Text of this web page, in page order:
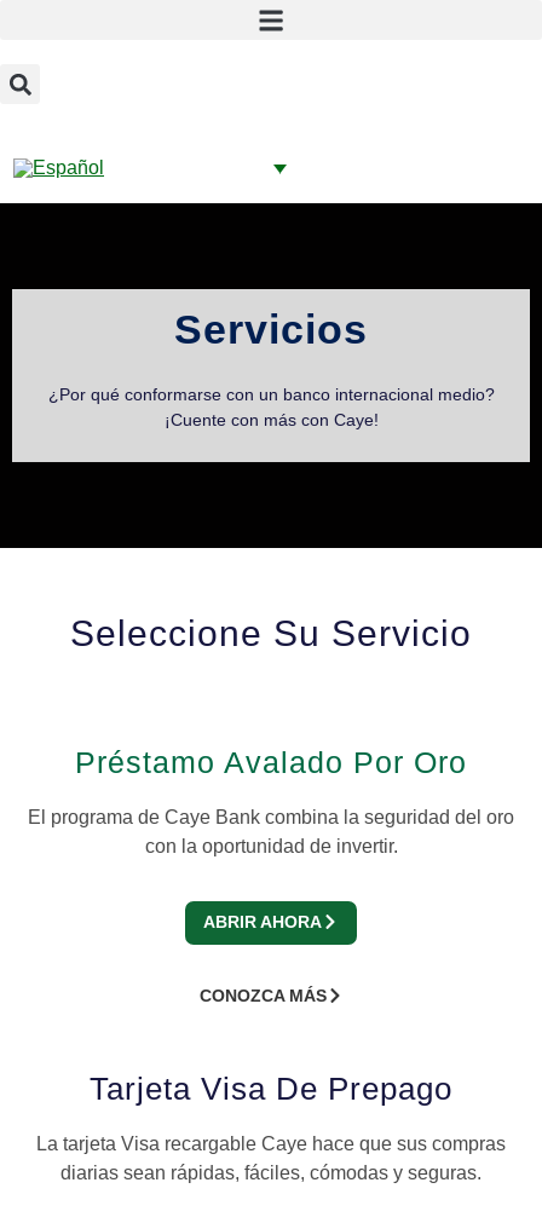
Servicios
¿Por qué conformarse con un banco internacional medio?
¡Cuente con más con Caye!
Seleccione Su Servicio
Préstamo Avalado Por Oro
El programa de Caye Bank combina la seguridad del oro
con la oportunidad de invertir.
ABRIR AHORA
CONOZCA MÁS
Tarjeta Visa De Prepago
La tarjeta Visa recargable Caye hace que sus compras
diarias sean rápidas, fáciles, cómodas y seguras.